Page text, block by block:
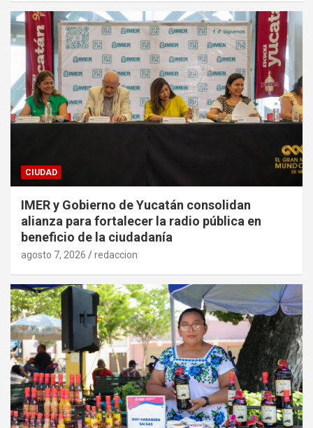
CIUDAD
IMER y Gobierno de Yucatán consolidan
alianza para fortalecer la radio pública en
beneficio de la ciudadanía
agosto 7, 2026 redaccion